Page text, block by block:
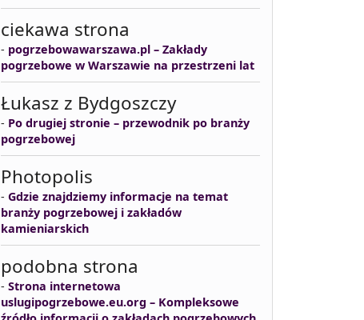
ciekawa strona
- pogrzebowawarszawa.pl – Zakłady
pogrzebowe w Warszawie na przestrzeni lat
Łukasz z Bydgoszczy
- Po drugiej stronie – przewodnik po branży
pogrzebowej
Photopolis
- Gdzie znajdziemy informacje na temat
branży pogrzebowej i zakładów
kamieniarskich
podobna strona
- Strona internetowa
uslugipogrzebowe.eu.org – Kompleksowe